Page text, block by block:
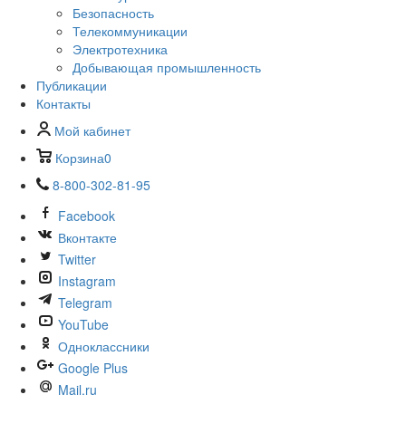
Безопасность
Телекоммуникации
Электротехника
Добывающая промышленность
Публикации
Контакты
Мой кабинет
Корзина0
8-800-302-81-95
Facebook
Вконтакте
Twitter
Instagram
Telegram
YouTube
Одноклассники
Google Plus
Mail.ru